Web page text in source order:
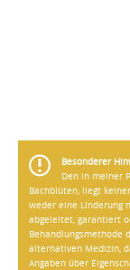
Besonderer
Den in meiner
Bachblüten, liegt
weder eine Linderung
abgeleitet, garantiert
Behandlungsmethode
alternativen Medizin,
Angaben über